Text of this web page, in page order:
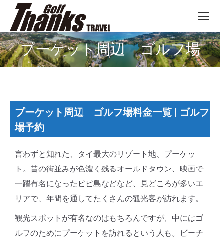
プーケット周辺 ゴルフ場
You are here:
プーケット周辺 ゴルフ場料金一覧 | ゴルフ
場予約
言わずと知れた、タイ最大のリゾート地、プーケッ
ト。昔の街並みが色濃く残るオールドタウン、映画で
一躍有名になったピピ島などなど、見どころが多いエ
リアで、年間を通してたくさんの観光客が訪れます。
観光スポットが有名なのはもちろんですが、中にはゴ
ルフのためにプーケットを訪れるという人も。ビーチ